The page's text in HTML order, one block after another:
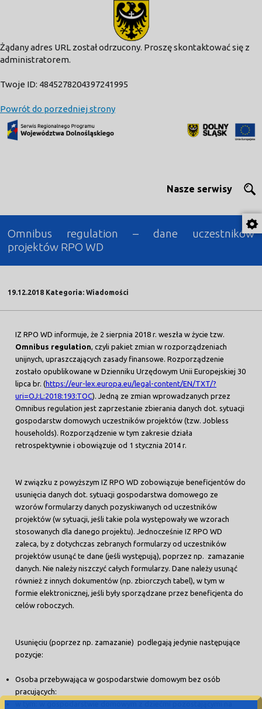
Żądany adres URL został odrzucony. Proszę skontaktować się z
administratorem.
Twoje ID: 4845278204397241995
Powrót do porzedniej strony
Nasze serwisy
Omnibus regulation – dane uczestników
projektów RPO WD
19.12.2018 Kategoria: Wiadomości
IZ RPO WD informuje, że 2 sierpnia 2018 r. weszła w życie tzw.
Omnibus regulation , czyli pakiet zmian w rozporządzeniach
unijnych, upraszczających zasady finansowe. Rozporządzenie
zostało opublikowane w Dzienniku Urzędowym Unii Europejskiej 30
lipca br. (https://eur-lex.europa.eu/legal-content/EN/TXT/?
uri=OJ:L:2018:193:TOC). Jedną ze zmian wprowadzanych przez
Omnibus regulation jest zaprzestanie zbierania danych dot. sytuacji
gospodarstw domowych uczestników projektów (tzw. Jobless
households). Rozporządzenie w tym zakresie działa
retrospektywnie i obowiązuje od 1 stycznia 2014 r.
W związku z powyższym IZ RPO WD zobowiązuje beneficjentów do
usunięcia danych dot. sytuacji gospodarstwa domowego ze
wzorów formularzy danych pozyskiwanych od uczestników
projektów (w sytuacji, jeśli takie pola występowały we wzorach
stosowanych dla danego projektu). Jednocześnie IZ RPO WD
zaleca, by z dotychczas zebranych formularzy od uczestników
projektów usunąć te dane (jeśli występują), poprzez np. zamazanie
danych. Nie należy niszczyć całych formularzy. Dane należy usunąć
również z innych dokumentów (np. zbiorczych tabel), w tym w
formie elektronicznej, jeśli były sporządzane przez beneficjenta do
celów roboczych.
Usunięciu (poprzez np. zamazanie) podlegają jedynie następujące
pozycje:
Osoba przebywająca w gospodarstwie domowym bez osób
pracujących:
modal-check